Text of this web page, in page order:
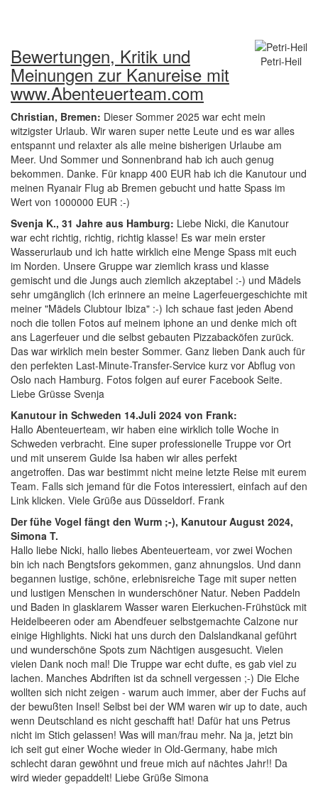
Petri-Heil
Bewertungen, Kritik und
Meinungen zur Kanureise mit
www.Abenteuerteam.com
Christian, Bremen: Dieser Sommer 2025 war echt mein
witzigster Urlaub. Wir waren super nette Leute und es war alles
entspannt und relaxter als alle meine bisherigen Urlaube am
Meer. Und Sommer und Sonnenbrand hab ich auch genug
bekommen. Danke. Für knapp 400 EUR hab ich die Kanutour und
meinen Ryanair Flug ab Bremen gebucht und hatte Spass im
Wert von 1000000 EUR :-)
Svenja K., 31 Jahre aus Hamburg: Liebe Nicki, die Kanutour
war echt richtig, richtig, richtig klasse! Es war mein erster
Wasserurlaub und ich hatte wirklich eine Menge Spass mit euch
im Norden. Unsere Gruppe war ziemlich krass und klasse
gemischt und die Jungs auch ziemlich akzeptabel :-) und Mädels
sehr umgänglich (Ich erinnere an meine Lagerfeuergeschichte mit
meiner "Mädels Clubtour Ibiza" :-) Ich schaue fast jeden Abend
noch die tollen Fotos auf meinem iphone an und denke mich oft
ans Lagerfeuer und die selbst gebauten Pizzabacköfen zurück.
Das war wirklich mein bester Sommer. Ganz lieben Dank auch für
den perfekten Last-Minute-Transfer-Service kurz vor Abflug von
Oslo nach Hamburg. Fotos folgen auf eurer Facebook Seite.
Liebe Grüsse Svenja
Kanutour in Schweden 14.Juli 2024 von Frank:
Hallo Abenteuerteam, wir haben eine wirklich tolle Woche in
Schweden verbracht. Eine super professionelle Truppe vor Ort
und mit unserem Guide Isa haben wir alles perfekt
angetroffen. Das war bestimmt nicht meine letzte Reise mit eurem
Team. Falls sich jemand für die Fotos interessiert, einfach auf den
Link klicken. Viele Grüße aus Düsseldorf. Frank
Der fühe Vogel fängt den Wurm ;-), Kanutour August 2024,
Simona T.
Hallo liebe Nicki, hallo liebes Abenteuerteam, vor zwei Wochen
bin ich nach Bengtsfors gekommen, ganz ahnungslos. Und dann
begannen lustige, schöne, erlebnisreiche Tage mit super netten
und lustigen Menschen in wunderschöner Natur. Neben Paddeln
und Baden in glasklarem Wasser waren Eierkuchen-Frühstück mit
Heidelbeeren oder am Abendfeuer selbstgemachte Calzone nur
einige Highlights. Nicki hat uns durch den Dalslandkanal geführt
und wunderschöne Spots zum Nächtigen ausgesucht. Vielen
vielen Dank noch mal! Die Truppe war echt dufte, es gab viel zu
lachen. Manches Abdriften ist da schnell vergessen ;-) Die Elche
wollten sich nicht zeigen - warum auch immer, aber der Fuchs auf
der bewußten Insel! Selbst bei der WM waren wir up to date, auch
wenn Deutschland es nicht geschafft hat! Dafür hat uns Petrus
nicht im Stich gelassen! Was will man/frau mehr. Na ja, jetzt bin
ich seit gut einer Woche wieder in Old-Germany, habe mich
schlecht daran gewöhnt und freue mich auf nächtes Jahr!! Da
wird wieder gepaddelt! Liebe Grüße Simona